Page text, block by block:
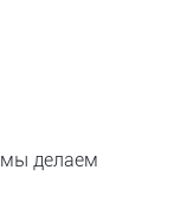
мы делаем